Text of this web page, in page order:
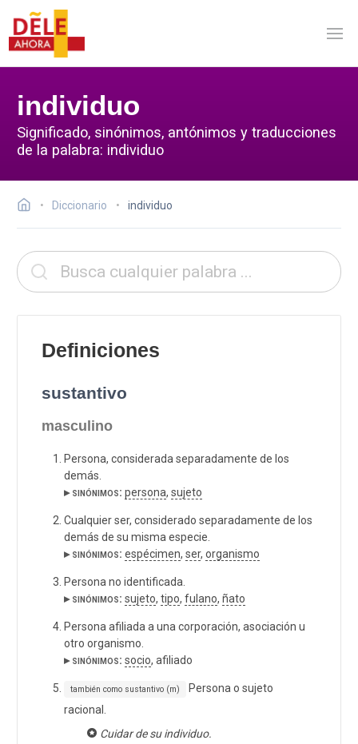
individuo
Significado, sinónimos, antónimos y traducciones
de la palabra: individuo
Diccionario individuo
Definiciones
sustantivo
masculino
Persona, considerada separadamente de los
demás.
▸ sinónimos: persona, sujeto
Cualquier ser, considerado separadamente de los
demás de su misma especie.
▸ sinónimos: espécimen, ser, organismo
Persona no identificada.
▸ sinónimos: sujeto, tipo, fulano, ñato
Persona afiliada a una corporación, asociación u
otro organismo.
▸ sinónimos: socio, afiliado
también como sustantivo (m)
Persona o sujeto
racional.
Cuidar de su individuo.